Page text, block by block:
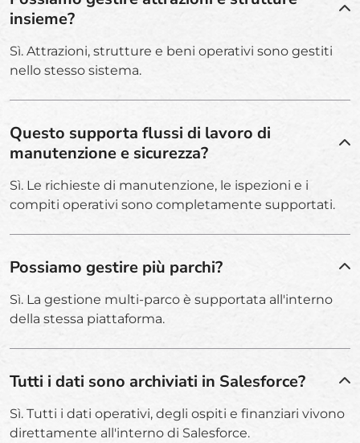
insieme?
Sì. Attrazioni, strutture e beni operativi sono gestiti
nello stesso sistema.
Questo supporta flussi di lavoro di
manutenzione e sicurezza?
Sì. Le richieste di manutenzione, le ispezioni e i
compiti operativi sono completamente supportati.
Possiamo gestire più parchi?
Sì. La gestione multi-parco è supportata all'interno
della stessa piattaforma.
Tutti i dati sono archiviati in Salesforce?
Sì. Tutti i dati operativi, degli ospiti e finanziari vivono
direttamente all'interno di Salesforce.